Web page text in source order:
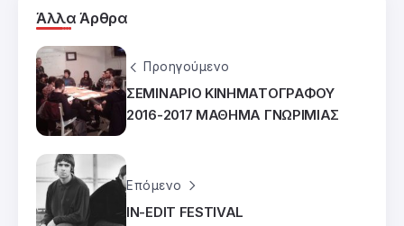
Άλλα Άρθρα
Προηγούμενο
ΣΕΜΙΝΑΡΙΟ ΚΙΝΗΜΑΤΟΓΡΑΦΟΥ
2016-2017 ΜΑΘΗΜΑ ΓΝΩΡΙΜΙΑΣ
Επόμενο
IN-EDIT FESTIVAL